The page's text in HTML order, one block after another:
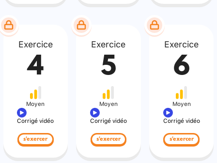
Exercice
4
Moyen
Corrigé vidéo
s'exercer
Exercice
5
Moyen
Corrigé vidéo
s'exercer
Exercice
6
Moyen
Corrigé vidéo
s'exercer